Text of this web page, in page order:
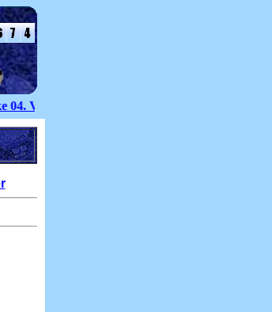
Volker Groß kommt dabei zu seinem ersten